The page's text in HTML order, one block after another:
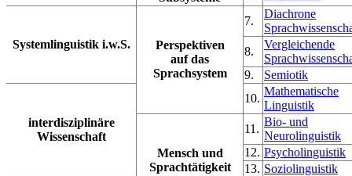
Systemlinguistik i.w.S.
Perspektiven
auf das
Sprachsystem
7.
Diachrone
8.
Vergleichende
9.
Semiotik
interdisziplinäre
Wissenschaft
10.
Mathematische
Linguistik
Mensch und
Sprachtätigkeit
11.
Bio- und
Neurolinguistik
12. Psycholinguistik
13. Soziolinguistik